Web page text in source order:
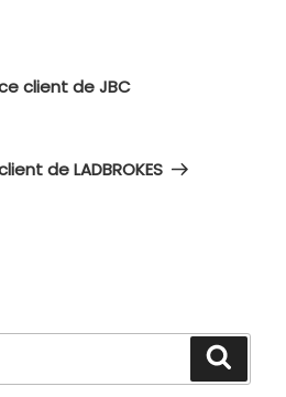
client de JBC
de LADBROKES